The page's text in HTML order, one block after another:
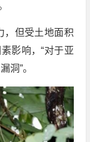
，但受土地面积
影响，“对于亚
洞”。